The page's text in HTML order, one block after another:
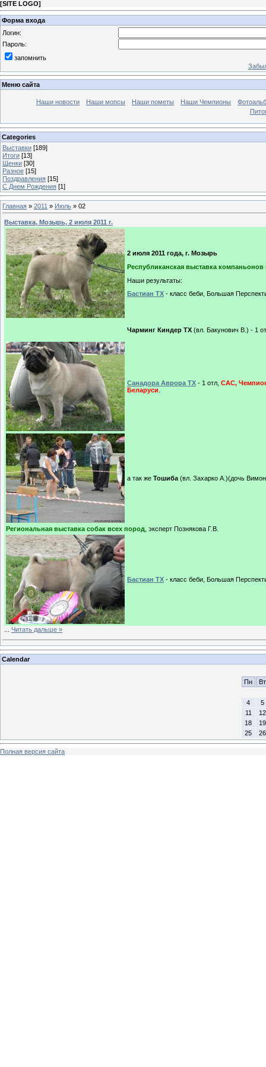
[SITE LOGO]
Форма входа
Логин:
Пароль:
запомнить
Меню сайта
Наши новости Наши мопсы Наши пометы Наши Чемпионы
Categories
Выставки [189]
Итоги [13]
Щенки [30]
Разное [15]
Поздравления [15]
C Днем Рождения [1]
Главная » 2011 » Июль » 02
Выставка, Мозырь, 2 июля 2011 г.
2 июля 2011 года, г. Мозырь
Республиканская выставка компаньонов
Наши результаты:
Бастиан ТХ - класс беби, Большая
Чарминг Киндер ТХ (вл. Бакунович В.) - 1
Санадора Аврора ТХ - 1 отл, САС,
Беларуси
а так же Тошиба (вл. Захарко А.)(дочь
Региональная выставка собак всех пород , эксперт Познякова Г.В.
Бастиан ТХ - класс беби, Большая
Читать дальше »
Calendar
Пн Вт
4
5
11
12
18
19
25
26
Полная версия сайта